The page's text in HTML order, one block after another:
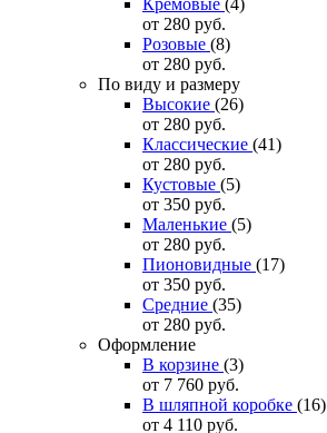
Кремовые (4)
от 280 руб.
Розовые (8)
от 280 руб.
По виду и размеру
Высокие (26)
от 280 руб.
Классические (41)
от 280 руб.
Кустовые (5)
от 350 руб.
Маленькие (5)
от 280 руб.
Пионовидные (17)
от 350 руб.
Средние (35)
от 280 руб.
Оформление
В корзине (3)
от 7 760 руб.
В шляпной коробке (16)
от 4 110 руб.